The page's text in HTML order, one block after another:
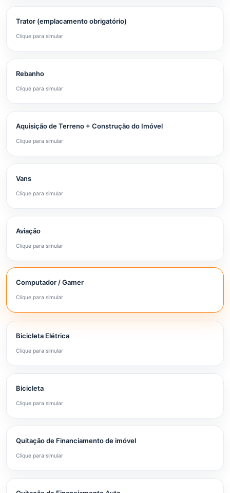
Trator (emplacamento obrigatório)
Clique para simular
Rebanho
Clique para simular
Aquisição de Terreno + Construção do Imóvel
Clique para simular
Vans
Clique para simular
Aviação
Clique para simular
Computador / Gamer
Clique para simular
Bicicleta Elétrica
Clique para simular
Bicicleta
Clique para simular
Quitação de Financiamento de imóvel
Clique para simular